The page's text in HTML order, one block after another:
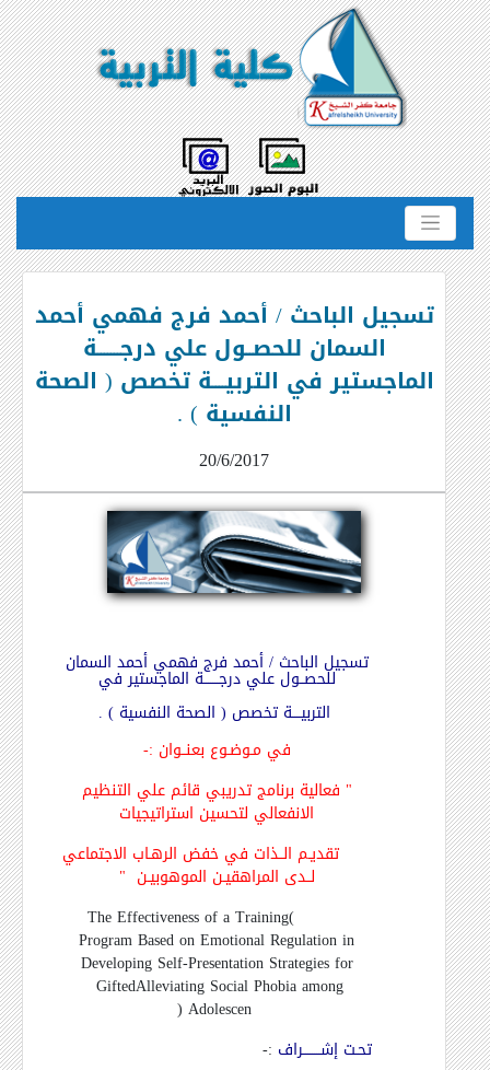
تسجيل الباحث / أحمد فرج فهمي أحمد
السمان للحصــول علي درجـــــــة
الماجستير في التربيــــة تخصص ( الصحة
النفسية ) .
20/6/2017
تسجيل الباحث / أحمد فرج فهمي أحمد السمان
للحصــول علي درجـــــــة الماجستير في
التربيــــة تخصص ( الصحة النفسية ) .
في مـوضـوع بعنــوان :-
" فعالية برنامج تدريبي قائم علي التنظيم
الانفعالي لتحسين استراتيجيات
تقديـم الــذات في خفض الرهـاب الاجتماعي
لــدى المراهقيـن الموهوبيـن "
(
The Effectiveness of a Training
Program Based on Emotional Regulation in
Developing Self-Presentation Strategies for
Alleviating Social Phobia among
Gifted
Adolescen
)
تحـت إشــــــــراف :-